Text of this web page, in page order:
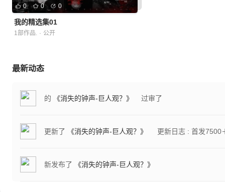
0 0 0
我的精选集01
1部作品. · 公开
最新动态
的 《消失的钟声-巨人观？》 过审了
更新了 《消失的钟声-巨人观？》 更新日志 : 首发7500
新发布了 《消失的钟声-巨人观？》